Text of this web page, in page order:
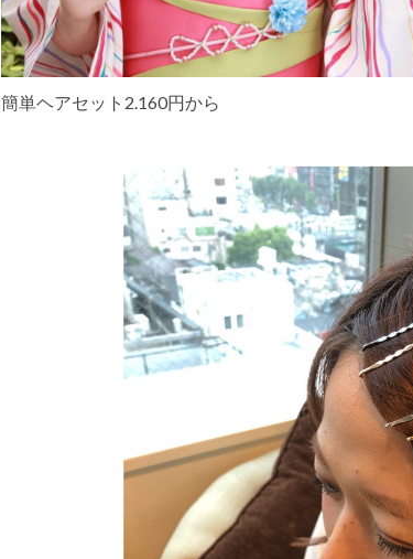
簡単ヘアセット2.160円から